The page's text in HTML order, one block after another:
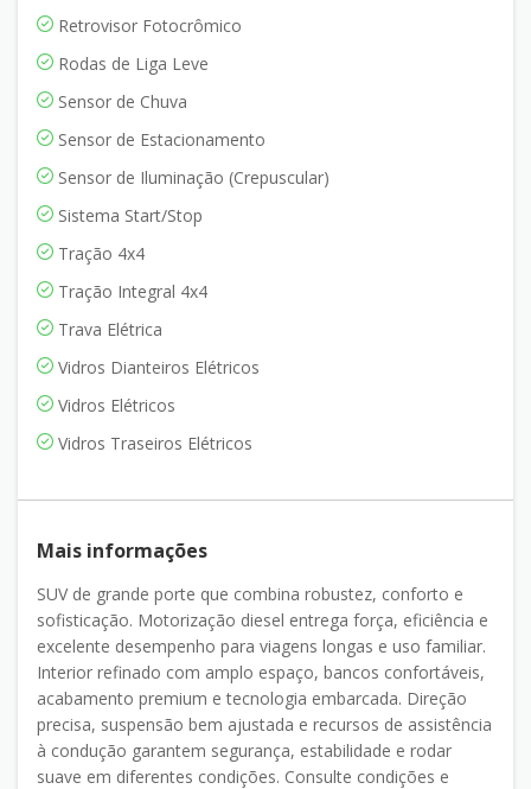
Retrovisor Fotocrômico
Rodas de Liga Leve
Sensor de Chuva
Sensor de Estacionamento
Sensor de Iluminação (Crepuscular)
Sistema Start/Stop
Tração 4x4
Tração Integral 4x4
Trava Elétrica
Vidros Dianteiros Elétricos
Vidros Elétricos
Vidros Traseiros Elétricos
Mais informações
SUV de grande porte que combina robustez, conforto e
sofisticação. Motorização diesel entrega força, eficiência e
excelente desempenho para viagens longas e uso familiar.
Interior refinado com amplo espaço, bancos confortáveis,
acabamento premium e tecnologia embarcada. Direção
precisa, suspensão bem ajustada e recursos de assistência
à condução garantem segurança, estabilidade e rodar
suave em diferentes condições. Consulte condições e